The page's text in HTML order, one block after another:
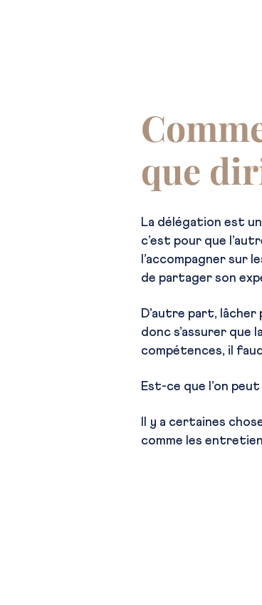
que
La délégation est
c’est pour que
l’accompagner sur
de partager son
D’autre part,
donc s’assurer que
compétences, il
Est-ce que l’on
Il y a certaines
comme les